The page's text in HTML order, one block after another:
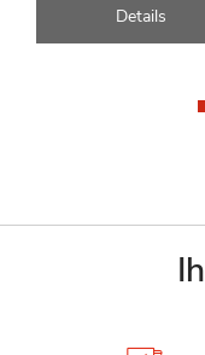
Details